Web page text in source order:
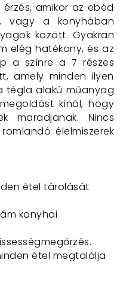
amikor az ebéd
vagy a konyhában
között. Gyakran
elég hatékony, és az
a színre a 7 részes
amely minden ilyen
tégla alakú műanyag
kínál, hogy
maradjanak. Nincs
élelmiszerek
étel tárolását
konyhai
étel megtalálja